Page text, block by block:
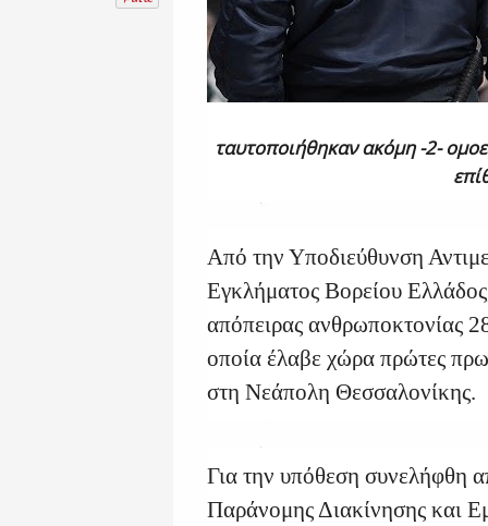
ταυτοποιήθηκαν ακόμη -2-
Από την Υποδιεύθυνση
Εγκλήματος Βορείου
απόπειρας ανθρωποκτονίας
οποία έλαβε χώρα πρώτες
στη Νεάπολη Θεσσαλονίκης.
Για την υπόθεση συνελήφθη
Παράνομης Διακίνησης και